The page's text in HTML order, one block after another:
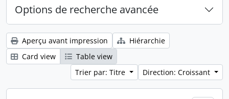
Options de recherche avancée
Aperçu avant impression
Hiérarchie
Card view
Table view
Trier par: Titre
Direction: Croissant